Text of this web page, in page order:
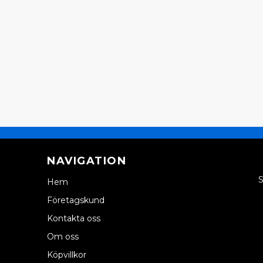
NAVIGATION
Hem
Företagskund
Kontakta oss
Om oss
Köpvillkor